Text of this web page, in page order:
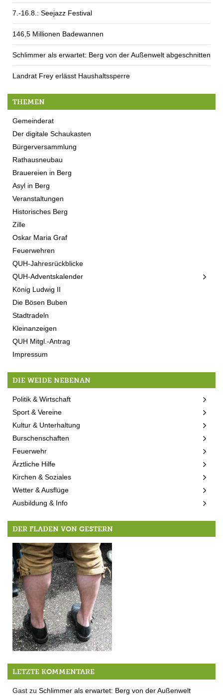
7.-16.8.: Seejazz Festival
146,5 Millionen Badewannen
Schlimmer als erwartet: Berg von der Außenwelt abgeschnitten
Landrat Frey erlässt Haushaltssperre
THEMEN
Gemeinderat
Der digitale Schaukasten
Bürgerversammlung
Rathausneubau
Brauereien in Berg
Asyl in Berg
Veranstaltungen
Historisches Berg
Zille
Oskar Maria Graf
Feuerwehren
QUH-Jahresrückblicke
QUH-Adventskalender
König Ludwig II
Die Bösen Buben
Stadtradeln
Kleinanzeigen
QUH Mitgl.-Antrag
Impressum
DIE WEIDE NEBENAN
Politik & Wirtschaft
Sport & Vereine
Kultur & Unterhaltung
Burschenschaften
Feuerwehr
Ärztliche Hilfe
Kirchen & Soziales
Wetter & Ausflüge
Ausbildung & Info
DER FLADEN VON GESTERN
Wadl-Show in Berg und Höhenrain
LETZTE KOMMENTARE
Gast zu Schlimmer als erwartet: Berg von der Außenwelt